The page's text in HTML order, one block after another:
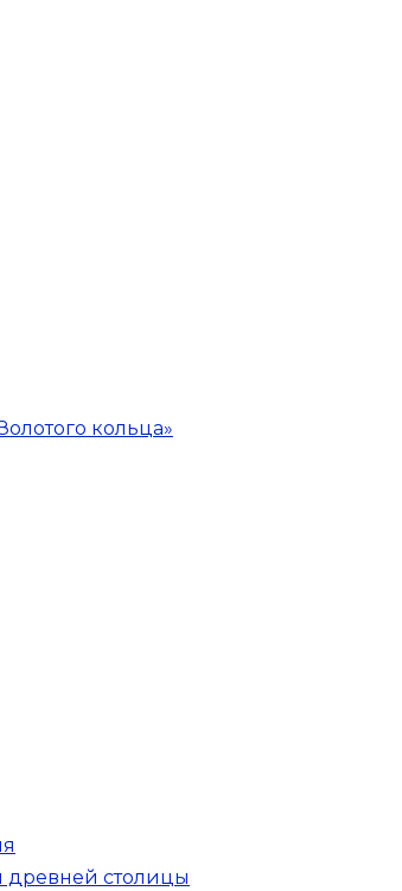
кольца»
древней столицы